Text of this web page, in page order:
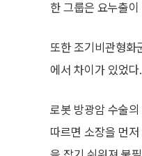
한 그룹은 요누출
또한 조기비관형화
에서 차이가 있었
로봇 방광암 수술
따르면 소장을 먼